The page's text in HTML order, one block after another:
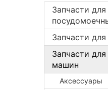
Запчасти для
Запчасти для
Запчасти
машин
Аксессуары